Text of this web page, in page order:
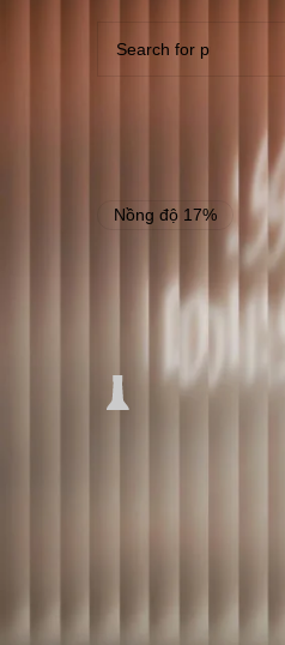
Nồng độ 17%
Thể tích 360